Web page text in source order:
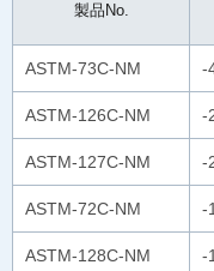
製品No.
ASTM-73C-NM -
ASTM-126C-NM -
ASTM-127C-NM -
ASTM-72C-NM -
ASTM-128C-NM -